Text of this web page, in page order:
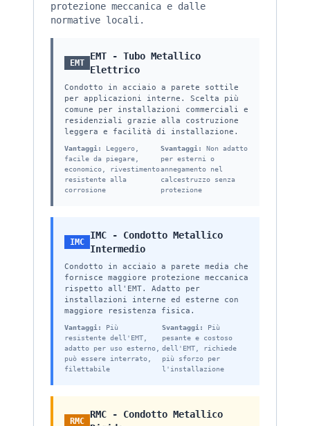
protezione meccanica e dalle
normative locali.
EMT
EMT - Tubo Metallico
Elettrico
Condotto in acciaio a parete sottile
per applicazioni interne. Scelta più
comune per installazioni commerciali e
residenziali grazie alla costruzione
leggera e facilità di installazione.
Vantaggi:
Leggero,
facile da piegare,
economico, rivestimento
resistente alla
corrosione
Svantaggi:
Non adatto
per esterni o
annegamento nel
calcestruzzo senza
protezione
IMC
IMC - Condotto Metallico
Intermedio
Condotto in acciaio a parete media che
fornisce maggiore protezione meccanica
rispetto all'EMT. Adatto per
installazioni interne ed esterne con
maggiore resistenza fisica.
Vantaggi:
Più
resistente dell'EMT,
adatto per uso esterno,
può essere interrato,
filettabile
Svantaggi:
Più
pesante e costoso
dell'EMT, richiede
più sforzo per
l'installazione
RMC
RMC - Condotto Metallico